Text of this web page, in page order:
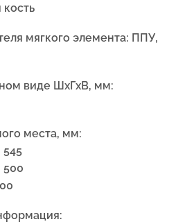
кость
мягкого элемента: ППУ,
виде ШхГхВ, мм:
места, мм:
500